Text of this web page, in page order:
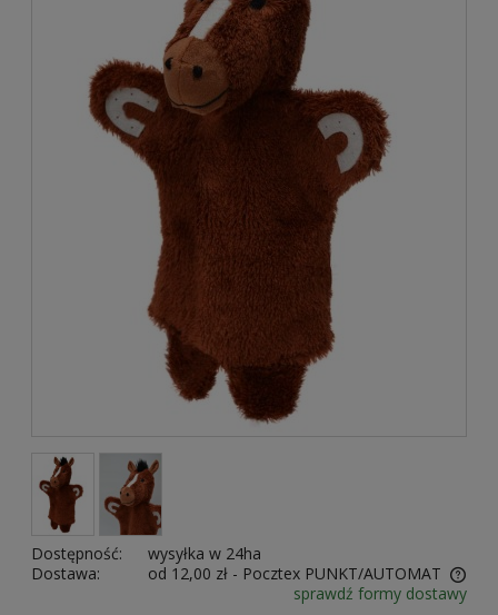
Dostępność:
wysyłka w 24ha
Dostawa:
od 12,00 zł - Pocztex PUNKT/AUTOMAT
Cena nie zawiera ewentualnych kosztów płatności
sprawdź formy dostawy